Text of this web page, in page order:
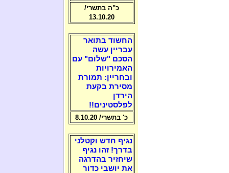
כ"ה בתשרי/
13.10.20
החשוד בתואר
עבריין עשה
הסכם "שלום" עם
האמירויות
ובחריין: תמורת
מסירת בקעת
הירדן
לפלסטינים!!
כ' בתשרי/ 8.10.20
נגיף חדש וקטלני
בדרך! זהו נגיף
שיחזיר בהדרגה
את יושבי כדור